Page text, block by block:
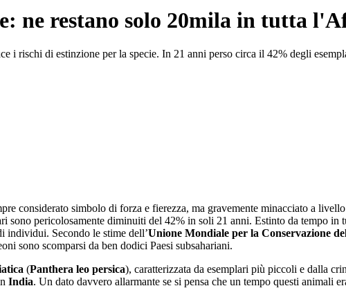
ne restano solo 20mila in tutta
rischi di estinzione per la specie. In 21 anni perso circa il 42% degli
considerato simbolo di forza e fierezza, ma gravemente minacciato a
sono pericolosamente diminuiti del 42% in soli 21 anni. Estinto da tempo in
individui. Secondo le stime dell’Unione Mondiale per la Conservazione
sono scomparsi da ben dodici Paesi subsahariani.
(Panthera leo persica), caratterizzata da esemplari più piccoli e dalla
India. Un dato davvero allarmante se si pensa che un tempo questi animali